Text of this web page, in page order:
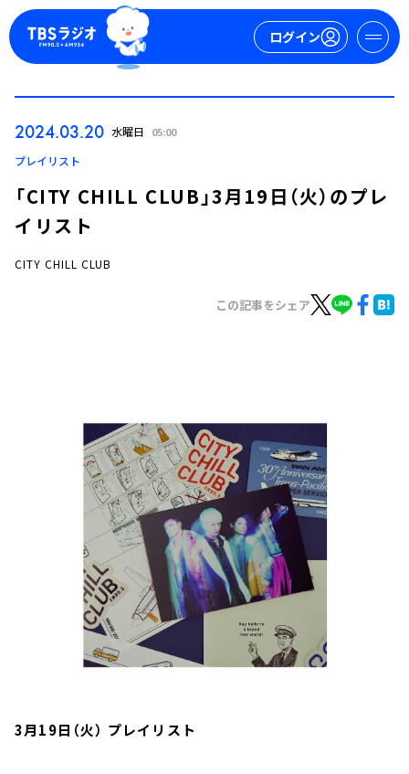
ログイン
お知らせ
イベント・グッズ
YouTube
会社情報
2024.03.20 水曜日 05:00
プレイリスト
「CITY CHILL CLUB」3月19日（火）のプレ
イリスト
CITY CHILL CLUB
この記事をシェア
3月19日（火） プレイリスト